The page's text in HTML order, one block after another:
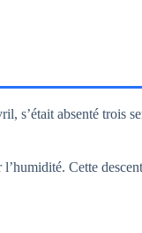
s’était absenté trois
Cette